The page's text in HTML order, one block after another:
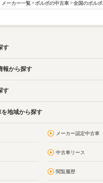
メーカー一覧 ボルボの中古車 全国のボルボ
す
報から探す
す
地域から探す
メーカー認定中古車
中古車リース
閲覧履歴